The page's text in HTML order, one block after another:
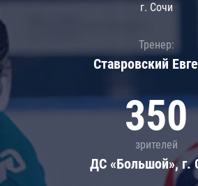
г. Сочи
Тренер:
Ставровский
350
зрителей
ДС «Большой», г.